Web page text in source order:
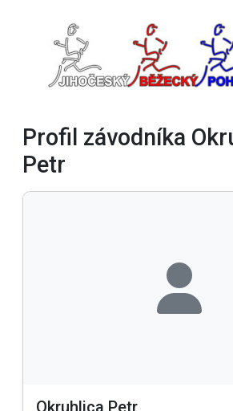
Profil závodníka
Petr
Okruhlica Petr